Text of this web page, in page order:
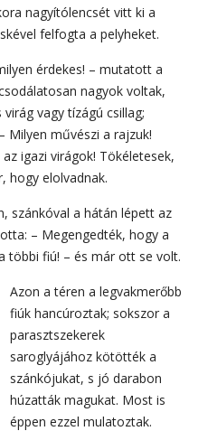
nagyítólencsét vitt ki a
felfogta a pelyheket.
érdekes! – mutatott a
nagyok voltak,
vagy tízágú csillag;
Milyen művészi a rajzuk!
igazi virágok! Tökéletesek,
hogy elolvadnak.
szánkóval a hátán lépett az
– Megengedték, hogy a
többi fiú! – és már ott se volt.
Azon a téren a legvakmerőbb
fiúk hancúroztak; sokszor a
parasztszekerek
saroglyájához kötötték a
szánkójukat, s jó darabon
húzatták magukat. Most is
éppen ezzel mulatoztak.